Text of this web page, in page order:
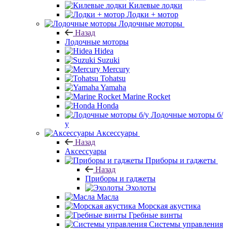
Килевые лодки
Лодки + мотор
Лодочные моторы
Назад
Лодочные моторы
Hidea
Suzuki
Mercury
Tohatsu
Yamaha
Marine Rocket
Honda
Лодочные моторы б/
у
Аксессуары
Назад
Аксессуары
Приборы и гаджеты
Назад
Приборы и гаджеты
Эхолоты
Масла
Морская акустика
Гребные винты
Системы управления